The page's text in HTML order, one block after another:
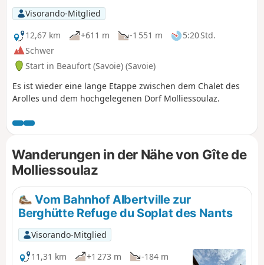
Visorando-Mitglied
12,67 km
+611 m -1 551 m
5:20 Std.
Schwer
Start in Beaufort (Savoie) (Savoie)
Es ist wieder eine lange Etappe zwischen dem Chalet des
Arolles und dem hochgelegenen Dorf Molliessoulaz.
Wanderungen in der Nähe von Gîte de
Molliessoulaz
Vom Bahnhof Albertville zur
Berghütte Refuge du Soplat des Nants
Visorando-Mitglied
11,31 km
+1 273 m
-184 m